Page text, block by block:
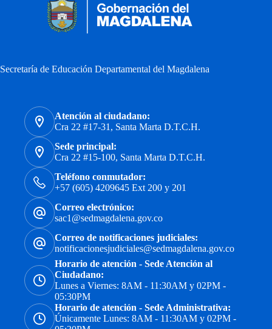
Secretaría de Educación Departamental del Magdalena
Atención al ciudadano:
Cra 22 #17-31, Santa Marta D.T.C.H.
Sede principal:
Cra 22 #15-100, Santa Marta D.T.C.H.
Teléfono conmutador:
+57 (605) 4209645 Ext 200 y 201
Correo electrónico:
sac1@sedmagdalena.gov.co
Correo de notificaciones judiciales:
notificacionesjudiciales@sedmagdalena.gov.co
Horario de atención - Sede Atención al
Ciudadano:
Lunes a Viernes: 8AM - 11:30AM y 02PM -
05:30PM
Horario de atención - Sede Administrativa:
Únicamente Lunes: 8AM - 11:30AM y 02PM -